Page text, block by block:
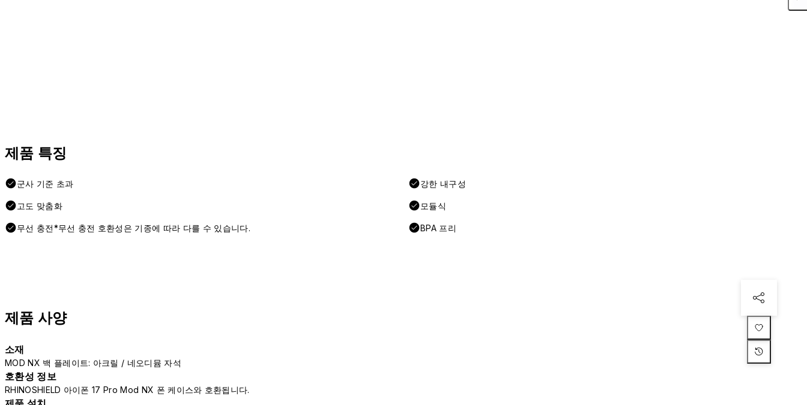
제품 특징
군사 기준 초과 강한 내구성
고도 맞춤화 모듈식
무선 충전*무선 충전 호환성은 기종에 따라 다를 수 있습니다. BPA 프리
제품 사양
소재
MOD NX 백 플레이트: 아크릴 / 네오디뮴 자석
호환성 정보
RHINOSHIELD 아이폰 17 Pro Mod NX 폰 케이스와 호환됩니다.